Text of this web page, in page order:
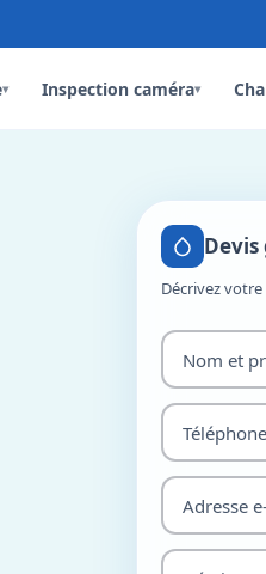
▾ Inspection caméra▾
Décrivez